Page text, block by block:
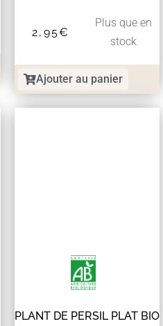
2,95€
Plus que en
stock
Ajouter au panier
PLANT DE PERSIL PLAT BIO